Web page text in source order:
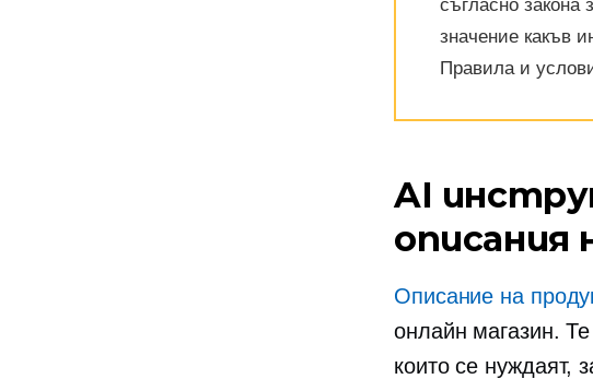
съгласно закона
значение какъв
Правила и
AI
описания
Описание на
онлайн магазин.
които се нуждаят,